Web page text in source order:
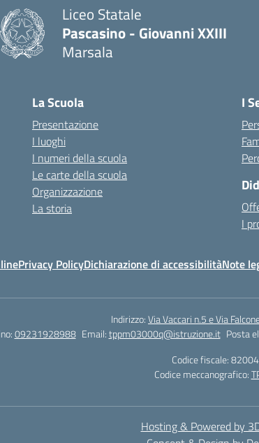
Liceo Statale
Pascasino - Giovanni XXIII
Marsala
La Scuola
Presentazione
I luoghi
I numeri della scuola
Le carte della scuola
Organizzazione
La storia
I
I
Privacy PolicyDichiarazione di accessibilitàNote
Indirizzo:Via Vaccari n.5 e Via
09231928988 Email:tppm03000q@istruzione.it Posta
Codice fiscale:
Codice meccanografico:
Hosting & Powered by